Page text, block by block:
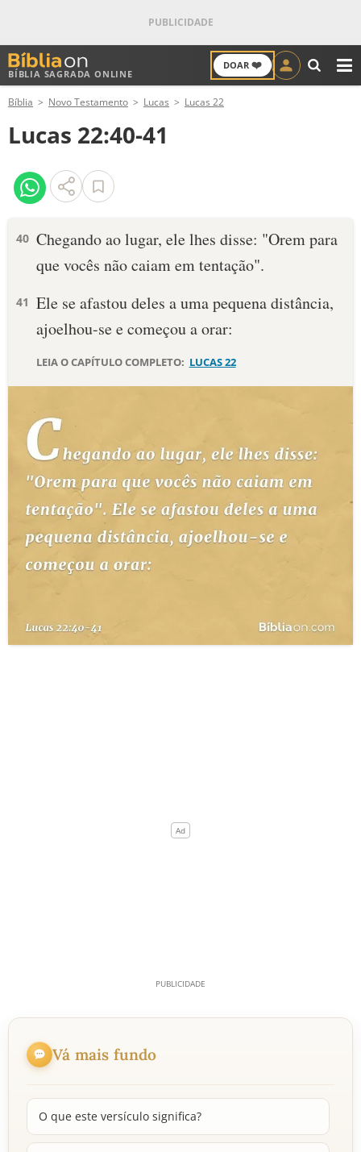
BÍBLIA SAGRADA ONLINE
DOAR ❤️
ANTIGO TESTAMENTO
NOVO TESTAMENTO
VERSÍCULOS
PALAVRA DO DIA
SALMO DO DIA
10 MANDAMENTOS
ESTUDOS BÍBLICOS
ESBOÇOS DE PREGAÇÃO
TEMAS
TERMO BÍBLICO
QUEM SOMOS
Bíblia Novo Testamento Lucas Lucas 22
Lucas 22:40-41
40 Chegando ao lugar, ele lhes disse: "Orem para
que vocês não caiam em tentação".
41 Ele se afastou deles a uma pequena distância,
ajoelhou-se e começou a orar:
LEIA O CAPÍTULO COMPLETO: LUCAS 22
Vá mais fundo
O que este versículo significa?